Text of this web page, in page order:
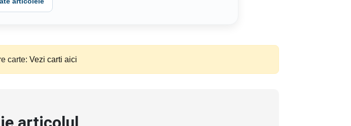
carte: Vezi carti aici